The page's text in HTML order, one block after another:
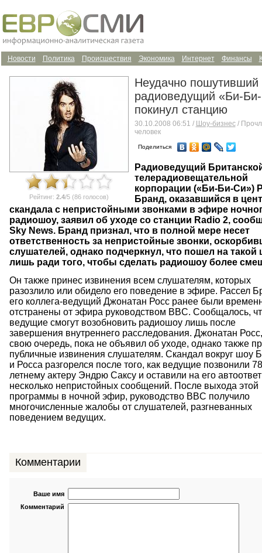
Финансы
Интернет
Экономика
Происшествия
Политика
Новости
Рейтинг: 2.4/5 (86 голосов)
Неудачно пошутивший
радиоведущий «Би-
покинул станцию
30.10.2008 06:51 / Шоу-бизнес/
человек
Поделиться
Радиоведущий
телерадиовещательной
корпорации («Би-Би-Си»)
Бранд, оказавшийся в
скандала с непристойными звонками в эфире
радиошоу, заявил об уходе со станции Radio 2,
Sky News. Бранд признал, что в полной мере несет
ответственность за непристойные звонки,
слушателей, однако подчеркнул, что пошел на такой
лишь ради того, чтобы сделать радиошоу более
Он также принес извинения всем слушателям, которых
разозлило или обидело его поведение в эфире. Рассел
его коллега-ведущий Джонатан Росс ранее были
отстранены от эфира руководством BBC. Сообщалось,
ведущие смогут возобновить радиошоу лишь после
завершения внутреннего расследования. Джонатан
свою очередь, пока не объявил об уходе, однако также
публичные извинения слушателям. Скандал вокруг шоу
и Росса разгорелся после того, как ведущие позвонили
летнему актеру Эндрю Саксу и оставили на его
несколько непристойных сообщений. После выхода этой
программы в ночной эфир, руководство BBC получило
многочисленные жалобы от слушателей, разгневанных
поведением ведущих.
Комментарии
Ваше имя
Комментарий